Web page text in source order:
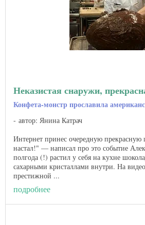
Неказистая снаружи,
Конфета-монстр прославила
автор: Янина Катрач
Интернет принес очередную
настал!" — написал про это событие
полгода (!) растил у себя на кухне
сахарными кристаллами внутри. На
престижной ...
подробнее